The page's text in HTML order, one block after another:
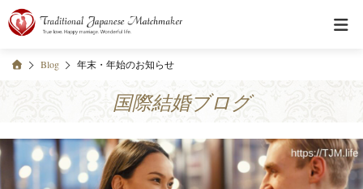
Blog 年末・年始のお知らせ
国際結婚ブログ